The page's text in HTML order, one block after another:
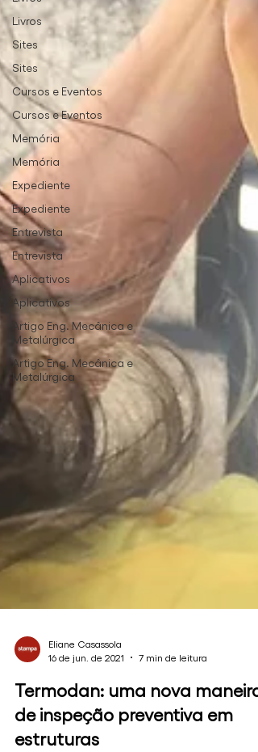
Livros
Sites
Sites
Cursos e Eventos
Cursos e Eventos
Memória
Memória
Expediente
Expediente
Entrevista
Entrevista
Aplicativos
Aplicativos
Artigo Eng. Mecânica e
Metalúrgica
Artigo Eng. Mecânica e
Metalúrgica
16 de jun. de 2021
Termodan: uma nova maneira
de inspeção preventiva em